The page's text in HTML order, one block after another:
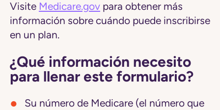
Visite Medicare.gov para obtener más
información sobre cuándo puede inscribirse
en un plan.
¿Qué información necesito
para llenar este formulario?
Su número de Medicare (el número que